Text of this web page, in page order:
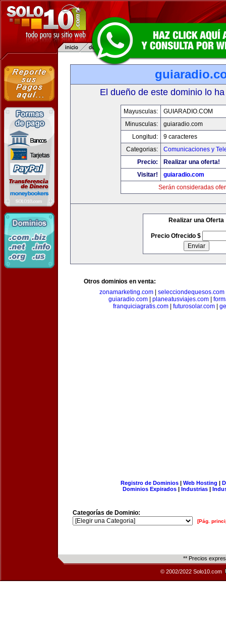
El dueño de este dominio lo
Mayusculas:
GUIARADIO.COM
Minusculas:
guiaradio.com
Longitud:
9 caracteres
Categorias:
Comunicaciones y
Precio:
Realizar una oferta!
Visitar!
guiaradio.com
Serán consideradas
Realizar una Oferta
Precio Ofrecido $
Otros dominios en venta:
zonamarketing.com| selecciondequesos.com
guiaradio.com
planeatusviajes.com
franquiciagratis.com
futurosolar.com
Registro de Dominios| Web Hosting |
Dominios Expirados | Industrias |
Categorías de Dominio:
[Pág.
** Precios
© 2002/2022 Solo10.com